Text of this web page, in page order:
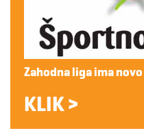
Zahodna liga ima
KLIK >